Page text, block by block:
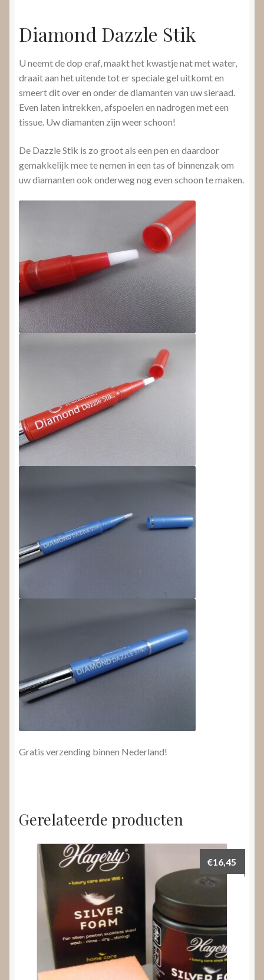
Diamond Dazzle Stik
U neemt de dop eraf, maakt het kwastje nat met water,
draait aan het uitende tot er speciale gel uitkomt en
smeert dit over en onder de diamanten van uw sieraad.
Even laten intrekken, afspoelen en nadrogen met een
tissue. Uw diamanten zijn weer schoon!
De Dazzle Stik is zo groot als een pen en daardoor
gemakkelijk mee te nemen in een tas of binnenzak om
uw diamanten ook onderweg nog even schoon te maken.
Gratis verzending binnen Nederland!
Gerelateerde producten
€16,45